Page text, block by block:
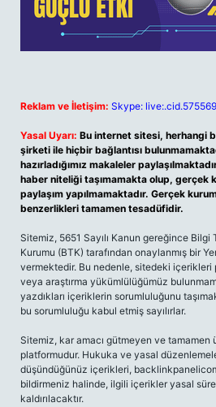
Reklam ve İletişim: Skype:
Yasal Uyarı: Bu internet sitesi, herhangi
şirketi ile hiçbir bağlantısı
hazırladığımız makaleler
haber niteliği taşımamakta olup, gerçek
paylaşım yapılmamaktadır. Gerçek
benzerlikleri tamamen tesadüfidir.
Sitemiz, 5651 Sayılı Kanun gereğince
Kurumu (BTK) tarafından onaylanmış bir
vermektedir. Bu nedenle, sitedeki
veya araştırma yükümlülüğümüz
yazdıkları içeriklerin sorumluluğunu
bu sorumluluğu kabul etmiş sayılırlar.
Sitemiz, kar amacı gütmeyen ve tamamen
platformudur. Hukuka ve yasal
düşündüğünüz içerikleri,
bildirmeniz halinde, ilgili içerikler yasal
kaldırılacaktır.